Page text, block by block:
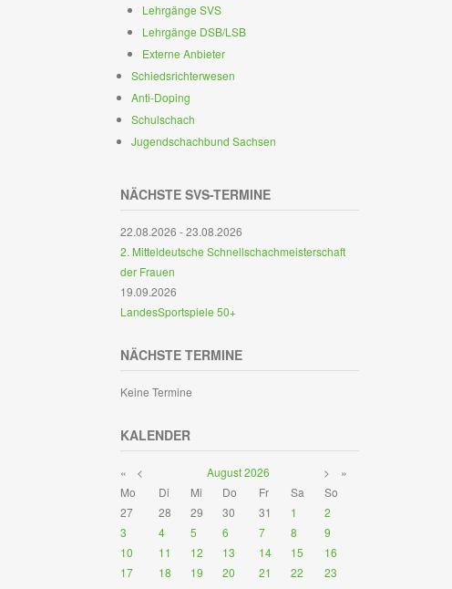
Lehrgänge SVS
Lehrgänge DSB/LSB
Externe Anbieter
Schiedsrichterwesen
Anti-Doping
Schulschach
Jugendschachbund Sachsen
NÄCHSTE SVS-TERMINE
22.08.2026 -23.08.2026
2. Mitteldeutsche Schnellschachmeisterschaft
der Frauen
19.09.2026
LandesSportspiele 50+
NÄCHSTE TERMINE
Keine Termine
KALENDER
« < August2026 >
»
Mo
Di Mi Do Fr Sa
So
27
28 29 30 31 1
2
3
4 5 6 7 8
9
10
11 12 13 14 15
16
17
18 19 20 21 22
23